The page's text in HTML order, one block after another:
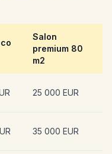
Salon
premium 80
m2
25 000 EUR
35 000 EUR